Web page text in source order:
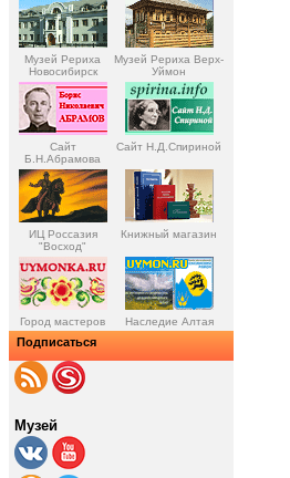
Музей Рериха
Новосибирск
Музей Рериха Верх-
Уймон
Сайт
Б.Н.Абрамова
Сайт Н.Д.Спириной
ИЦ Россазия
"Восход"
Книжный магазин
Город мастеров Наследие Алтая
Подписаться
Музей